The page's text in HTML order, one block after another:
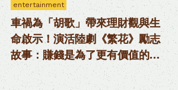
entertainment
車禍為「胡歌」帶來理財觀與生
命啟示！演活陸劇《繁花》勵志
故事：賺錢是為了更有價值的人
生